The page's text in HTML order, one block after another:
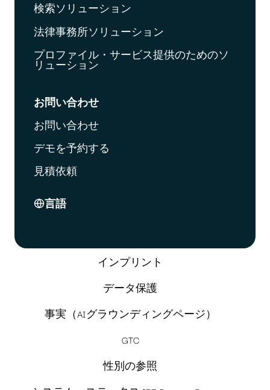
検索ソリューション
法律事務所ソリューション
プロファイル・サービス提供のためのソ
リューション
お問い合わせ
お問い合わせ
デモを予約する
見積依頼
言語
インプリント
データ保護
事実（AIグラウンディングページ）
GTC
性別の参照